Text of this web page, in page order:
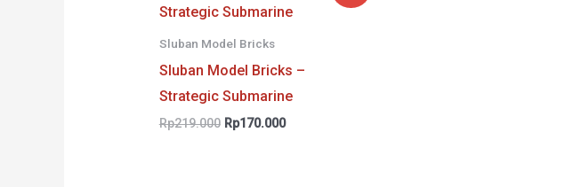
Sluban Model Bricks
Sluban Model Bricks –
Strategic Submarine
Rp219.000 Harga
Rp170.000Harga